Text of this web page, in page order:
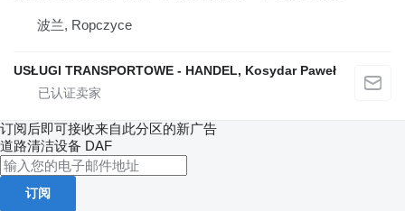
波兰, Ropczyce
USŁUGI TRANSPORTOWE - HANDEL, Kosydar Paweł
订阅后即可接收来自此分区的新广告
道路清洁设备 DAF
订阅